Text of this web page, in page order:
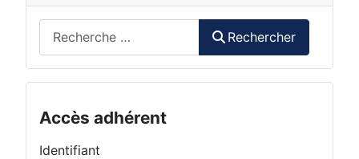
Rechercher
Accès adhérent
Identifiant